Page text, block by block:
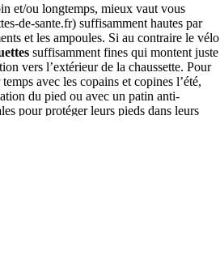
et/ou longtemps, mieux vaut vous
de-sante.fr) suffisamment hautes par
et les ampoules. Si au contraire le vélo
suffisamment fines qui montent juste
vers l’extérieur de la chaussette. Pour
avec les copains et copines l’été,
du pied ou avec un patin anti-
pour protéger leurs pieds dans leurs